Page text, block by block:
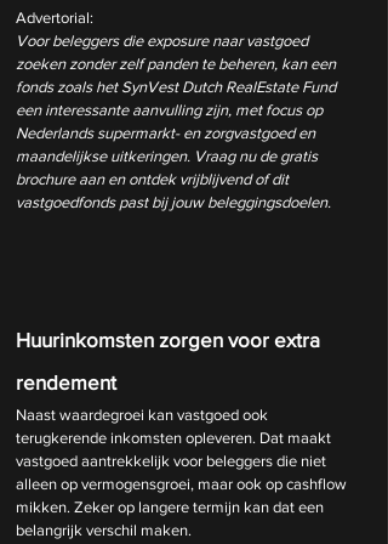
Advertorial:
Voor beleggers die exposure naar vastgoed
zoeken zonder zelf panden te beheren, kan een
fonds zoals het SynVest Dutch RealEstate Fund
een interessante aanvulling zijn, met focus op
Nederlands supermarkt- en zorgvastgoed en
maandelijkse uitkeringen. Vraag nu de gratis
brochure aan en ontdek vrijblijvend of dit
vastgoedfonds past bij jouw beleggingsdoelen.
Huurinkomsten zorgen voor extra
rendement
Naast waardegroei kan vastgoed ook
terugkerende inkomsten opleveren. Dat maakt
vastgoed aantrekkelijk voor beleggers die niet
alleen op vermogensgroei, maar ook op cashflow
mikken. Zeker op langere termijn kan dat een
belangrijk verschil maken.